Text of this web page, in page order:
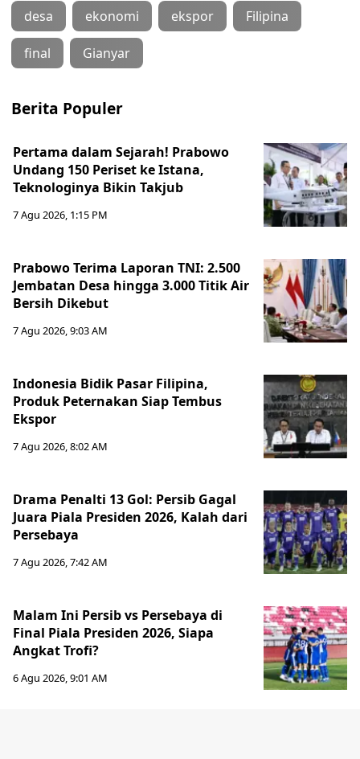
desa ekonomi ekspor Filipina
final Gianyar
Berita Populer
Pertama dalam Sejarah! Prabowo
Undang 150 Periset ke Istana,
Teknologinya Bikin Takjub
7 Agu 2026, 1:15 PM
Prabowo Terima Laporan TNI: 2.500
Jembatan Desa hingga 3.000 Titik Air
Bersih Dikebut
7 Agu 2026, 9:03 AM
Indonesia Bidik Pasar Filipina,
Produk Peternakan Siap Tembus
Ekspor
7 Agu 2026, 8:02 AM
Drama Penalti 13 Gol: Persib Gagal
Juara Piala Presiden 2026, Kalah dari
Persebaya
7 Agu 2026, 7:42 AM
Malam Ini Persib vs Persebaya di
Final Piala Presiden 2026, Siapa
Angkat Trofi?
6 Agu 2026, 9:01 AM